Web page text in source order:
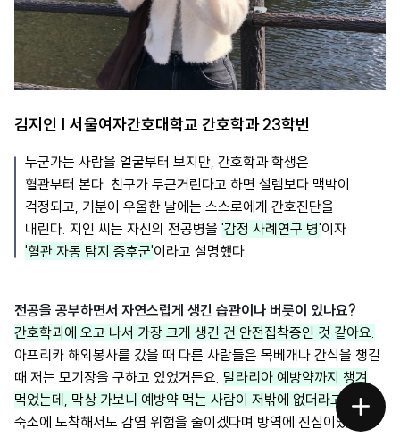
김지인 | 서울여자간호대학교 간호학과 23학번
누군가는 사람을 얼굴부터 보지만, 간호학과 학생은
혈관부터 본다. 친구가 두근거린다고 하면 설렘보다 맥박이
걱정되고, 기분이 우울한 날에는 스스로에게 간호진단을
내린다. 지인 씨는 자신의 전공병을 '감정 사례연구 병'이자
'혈관 자동 탐지 증후군'이라고 설명했다.
전공을 공부하면서 자연스럽게 생긴 습관이나 버릇이 있나요?
간호학과에 오고 나서 가장 크게 생긴 건 안전집착증인 것 같아요.
아프리카 해외봉사를 갔을 때 다른 사람들은 목베개나 간식을 챙길
때 저는 모기장을 구하고 있었거든요. 말라리아 예방약까지 챙겨
먹었는데, 막상 가보니 예방약 먹는 사람이 저밖에 없더라고요.
숙소에 도착해서도 감염 위험을 줄이겠다며 방역에 진심이었고요.
메